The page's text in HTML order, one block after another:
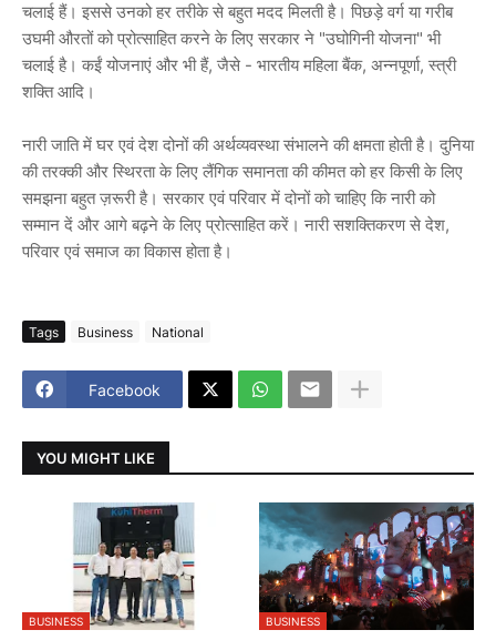
चलाई हैं। इससे उनको हर तरीके से बहुत मदद मिलती है। पिछड़े वर्ग या गरीब
उघमी औरतों को प्रोत्साहित करने के लिए सरकार ने "उघोगिनी योजना" भी
चलाई है। क‌ईं योजनाएं और भी हैं, जैसे - भारतीय महिला बैंक, अन्नपूर्णा, स्त्री
शक्ति आदि।
नारी जाति में घर एवं देश दोनों की अर्थव्यवस्था संभालने की क्षमता होती है। दुनिया
की तरक्की और स्थिरता के लिए लैंगिक समानता की कीमत को हर किसी के लिए
समझना बहुत ज़रूरी है। सरकार एवं परिवार में दोनों को चाहिए कि नारी को
सम्मान दें और आगे बढ़ने के लिए प्रोत्साहित करें। नारी सशक्तिकरण से देश,
परिवार एवं समाज का विकास होता है।
Tags Business National
Facebook
YOU MIGHT LIKE
BUSINESS BUSINESS